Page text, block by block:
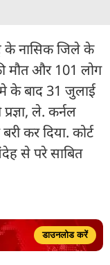
के नासिक जिले के
मौत और 101 लोग
के बाद 31 जुलाई
ले. कर्नल
कर दिया. कोर्ट
से परे साबित
डाउनलोड करें